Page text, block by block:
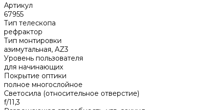
Артикул
67955
Тип телескопа
рефрактор
Тип монтировки
азимутальная, AZ3
Уровень пользователя
для начинающих
Покрытие оптики
полное многослойное
Светосила (относительное отверстие)
f/11,3